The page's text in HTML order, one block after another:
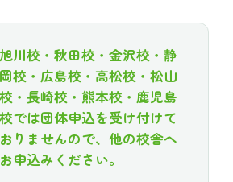
旭川校・秋田校・金沢校・静
岡校・広島校・高松校・松山
校・長崎校・熊本校・鹿児島
校では団体申込を受け付けて
おりませんので、他の校舎へ
お申込みください。